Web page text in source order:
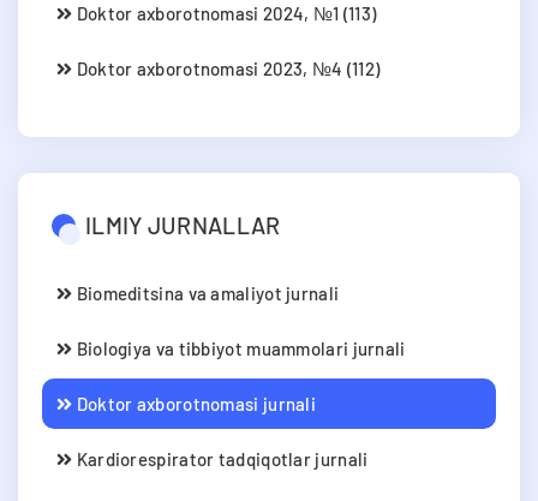
Doktor axborotnomasi 2024, №1 (113)
Doktor axborotnomasi 2023, №4 (112)
ILMIY JURNALLAR
Biomeditsina va amaliyot jurnali
Biologiya va tibbiyot muammolari jurnali
Doktor axborotnomasi jurnali
Kardiorespirator tadqiqotlar jurnali